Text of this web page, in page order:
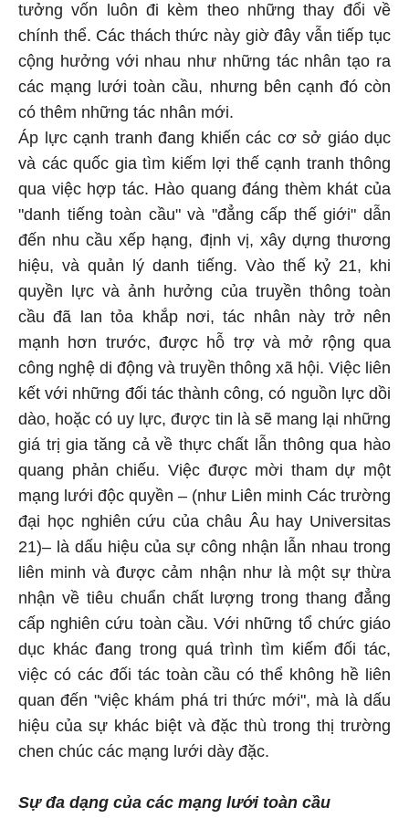
tưởng vốn luôn đi kèm theo những thay đổi về
chính thể. Các thách thức này giờ đây vẫn tiếp tục
cộng hưởng với nhau như những tác nhân tạo ra
các mạng lưới toàn cầu, nhưng bên cạnh đó còn
có thêm những tác nhân mới.
Áp lực cạnh tranh đang khiến các cơ sở giáo dục
và các quốc gia tìm kiếm lợi thế cạnh tranh thông
qua việc hợp tác. Hào quang đáng thèm khát của
"danh tiếng toàn cầu" và "đẳng cấp thế giới" dẫn
đến nhu cầu xếp hạng, định vị, xây dựng thương
hiệu, và quản lý danh tiếng. Vào thế kỷ 21, khi
quyền lực và ảnh hưởng của truyền thông toàn
cầu đã lan tỏa khắp nơi, tác nhân này trở nên
mạnh hơn trước, được hỗ trợ và mở rộng qua
công nghệ di động và truyền thông xã hội. Việc liên
kết với những đối tác thành công, có nguồn lực dồi
dào, hoặc có uy lực, được tin là sẽ mang lại những
giá trị gia tăng cả về thực chất lẫn thông qua hào
quang phản chiếu. Việc được mời tham dự một
mạng lưới độc quyền – (như Liên minh Các trường
đại học nghiên cứu của châu Âu hay Universitas
21)– là dấu hiệu của sự công nhận lẫn nhau trong
liên minh và được cảm nhận như là một sự thừa
nhận về tiêu chuẩn chất lượng trong thang đẳng
cấp nghiên cứu toàn cầu. Với những tổ chức giáo
dục khác đang trong quá trình tìm kiếm đối tác,
việc có các đối tác toàn cầu có thể không hề liên
quan đến "việc khám phá tri thức mới", mà là dấu
hiệu của sự khác biệt và đặc thù trong thị trường
chen chúc các mạng lưới dày đặc.
Sự đa dạng của các mạng lưới toàn cầu